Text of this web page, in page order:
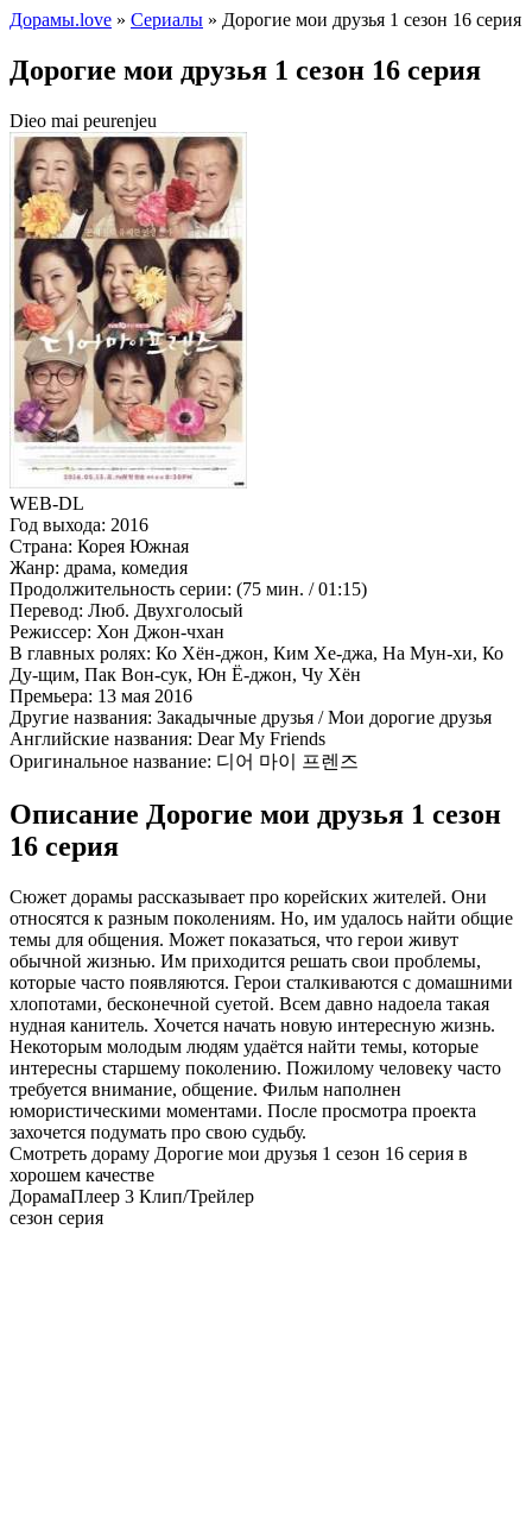
Дорамы.love » Сериалы » Дорогие мои друзья 1 сезон 16 серия
Дорогие мои друзья 1 сезон 16 серия
Dieo mai peurenjeu
WEB-DL
Год выхода: 2016
Страна: Корея Южная
Жанр: драма, комедия
Продолжительность серии: (75 мин. / 01:15)
Перевод: Люб. Двухголосый
Режиссер: Хон Джон-чхан
В главных ролях: Ко Хён-джон, Ким Хе-джа, На Мун-хи, Ко
Ду-щим, Пак Вон-сук, Юн Ё-джон, Чу Хён
Премьера: 13 мая 2016
Другие названия: Закадычные друзья / Мои дорогие друзья
Английские названия: Dear My Friends
Оригинальное название: 디어 마이 프렌즈
Описание Дорогие мои друзья 1 сезон
16 серия
Сюжет дорамы рассказывает про корейских жителей. Они
относятся к разным поколениям. Но, им удалось найти общие
темы для общения. Может показаться, что герои живут
обычной жизнью. Им приходится решать свои проблемы,
которые часто появляются. Герои сталкиваются с домашними
хлопотами, бесконечной суетой. Всем давно надоела такая
нудная канитель. Хочется начать новую интересную жизнь.
Некоторым молодым людям удаётся найти темы, которые
интересны старшему поколению. Пожилому человеку часто
требуется внимание, общение. Фильм наполнен
юмористическими моментами. После просмотра проекта
захочется подумать про свою судьбу.
Смотреть дораму Дорогие мои друзья 1 сезон 16 серия в
хорошем качестве
ДорамаПлеер 3 Клип/Трейлер
сезон серия